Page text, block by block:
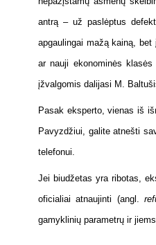
antrą – už paslėptus
apgaulingai mažą kainą,
ar nauji ekonominės
įžvalgomis dalijasi M.
Pasak eksperto, vienas iš
Pavyzdžiui, galite atnešti
telefonui.
Jei biudžetas yra ribotas,
oficialiai atnaujinti (angl.
gamyklinių parametrų ir